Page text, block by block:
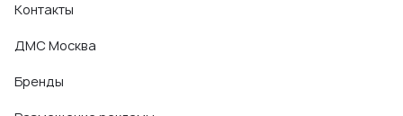
Контакты
ДМС Москва
Бренды